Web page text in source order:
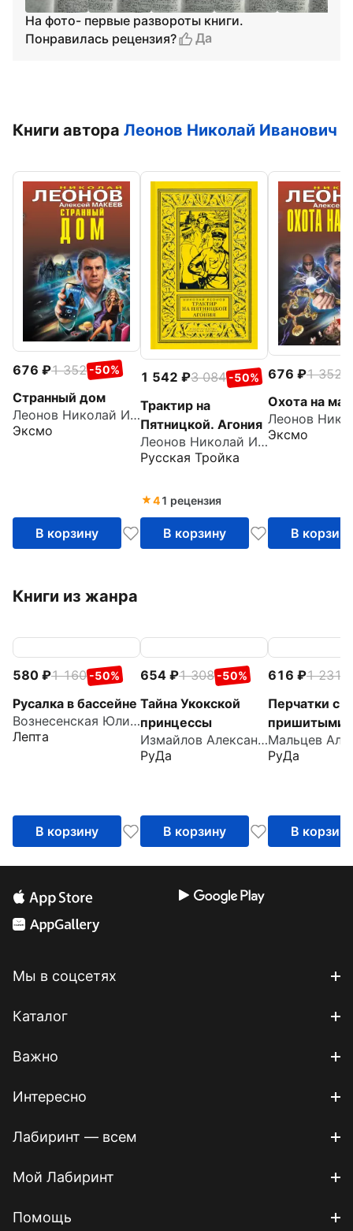
На фото- первые развороты книги.
Понравилась рецензия?
Да
Книги автора Леонов Николай Иванович
676 1 352 -50%
Странный дом
Леонов Николай Иванович
Эксмо
В корзину
1 542 3 084 -50%
Трактир на
Пятницкой. Агония
Леонов Николай Иванович
Русская Тройка
41 рецензия
В корзину
676 1 352
Охота на
Эксмо
В корзину
Книги из жанра
580 1 160 -50%
Русалка в бассейне
Вознесенская Юлия Николаевна
Лепта
В корзину
654 1 308 -50%
Тайна Укокской
принцессы
Измайлов Александр
РуДа
В корзину
616 1 231
Перчатки с
пришитыми
пальцами
РуДа
В корзину
Мы в соцсетях
Каталог
Важно
Интересно
Лабиринт — всем
Мой Лабиринт
Помощь